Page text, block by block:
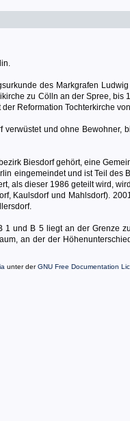
des Markgrafen
zu Cölln an der Spree, bis
Reformation Tochterkirche
und ohne Bewohner,
Biesdorf gehört, eine
eingemeindet und ist Teil des
als dieser 1986 geteilt wird,
Kaulsdorf und Mahlsdorf).
und B 5 liegt an der Grenze
an der der
unter derGNU Free Documentation